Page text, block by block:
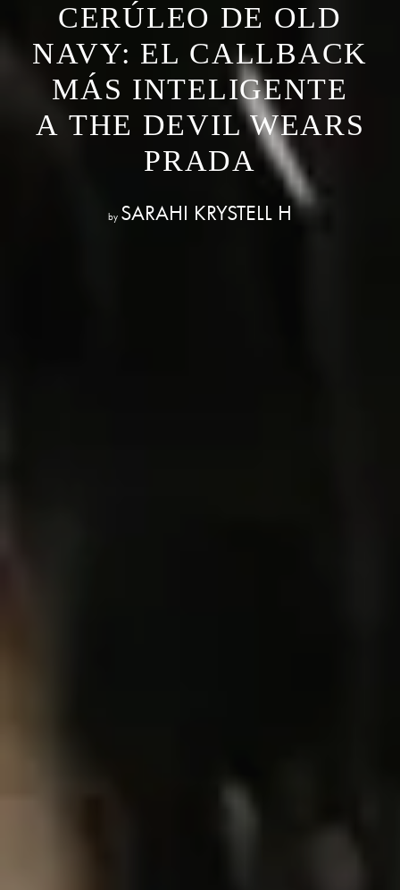
CERÚLEO DE OLD
NAVY: EL CALLBACK
MÁS INTELIGENTE
A THE DEVIL WEARS
PRADA
by SARAHI KRYSTELL H